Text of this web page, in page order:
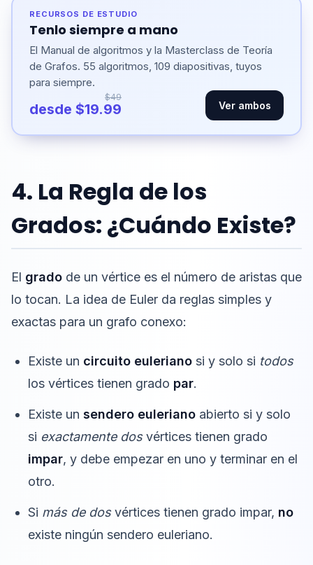
RECURSOS DE ESTUDIO
Tenlo siempre a mano
El Manual de algoritmos y la Masterclass de Teoría
de Grafos. 55 algoritmos, 109 diapositivas, tuyos
para siempre.
$49
desde $19.99 Ver ambos
4. La Regla de los
Grados: ¿Cuándo Existe?
El grado de un vértice es el número de aristas que
lo tocan. La idea de Euler da reglas simples y
exactas para un grafo conexo:
Existe un circuito euleriano si y solo si todos
los vértices tienen grado par.
Existe un sendero euleriano abierto si y solo
si exactamente dosvértices tienen grado
impar, y debe empezar en uno y terminar en el
otro.
Si más de dosvértices tienen grado impar, no
existe ningún sendero euleriano.